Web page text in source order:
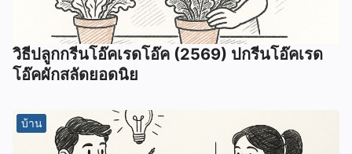
วิธีปลูกกรีนโอ๊คเรดโอ๊ค (2569) ปกรีนโอ๊คเรด
โอ๊คผักสลัดยอดนิย
บ้าน